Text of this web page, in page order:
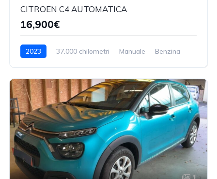
CITROEN C4 AUTOMATICA
16,900€
2023 37.000 chilometri Manuale Benzina